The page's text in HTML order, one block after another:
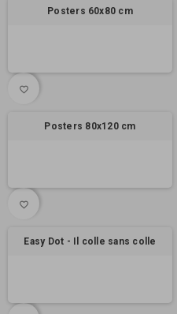
Posters 60x80 cm
favorite_border
Posters 80x120 cm
favorite_border
Easy Dot - Il colle sans colle